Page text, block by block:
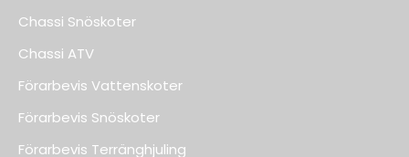
Chassi Snöskoter
Chassi ATV
Förarbevis Vattenskoter
Förarbevis Snöskoter
Förarbevis Terränghjuling